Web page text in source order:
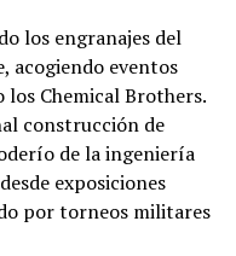
los engranajes del
acogiendo eventos
los Chemical Brothers.
construcción de
de la ingeniería
exposiciones
por torneos militares